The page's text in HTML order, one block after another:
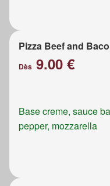
Pizza Beef and
Dès 9.00 €
Base creme, sauce
pepper, mozzarella